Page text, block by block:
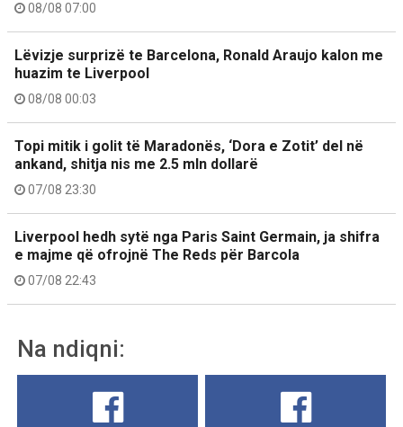
08/08 07:00
Lëvizje surprizë te Barcelona, Ronald Araujo kalon me
huazim te Liverpool
08/08 00:03
Topi mitik i golit të Maradonës, ‘Dora e Zotit’ del në
ankand, shitja nis me 2.5 mln dollarë
07/08 23:30
Liverpool hedh sytë nga Paris Saint Germain, ja shifra
e majme që ofrojnë The Reds për Barcola
07/08 22:43
Na ndiqni: